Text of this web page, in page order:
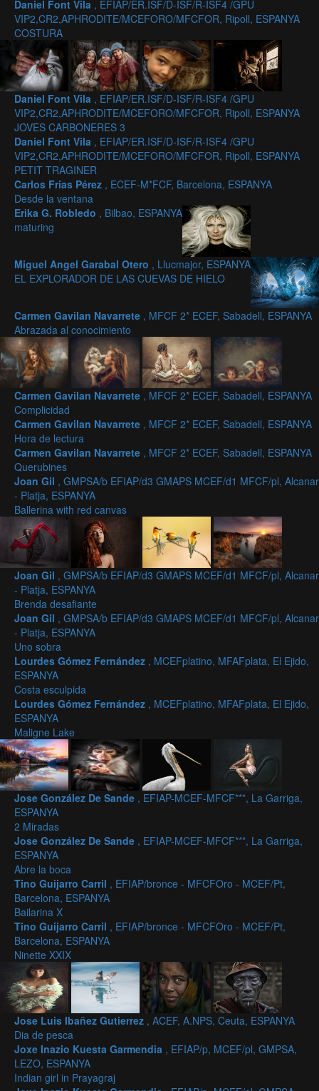
Daniel Font Vila , EFIAP/ER.ISF/D-ISF/R-ISF4 /GPU
VIP2,CR2,APHRODITE/MCEFORO/MFCFOR, Ripoll, ESPANYA
COSTURA
Daniel Font Vila , EFIAP/ER.ISF/D-ISF/R-ISF4 /GPU
VIP2,CR2,APHRODITE/MCEFORO/MFCFOR, Ripoll, ESPANYA
JOVES CARBONERES 3
Daniel Font Vila , EFIAP/ER.ISF/D-ISF/R-ISF4 /GPU
VIP2,CR2,APHRODITE/MCEFORO/MFCFOR, Ripoll, ESPANYA
PETIT TRAGINER
Carlos Frias Pérez , ECEF-M*FCF, Barcelona, ESPANYA
Desde la ventana
Erika G. Robledo , Bilbao, ESPANYA
maturing
Miguel Angel Garabal Otero , Llucmajor, ESPANYA
EL EXPLORADOR DE LAS CUEVAS DE HIELO
Carmen Gavilan Navarrete , MFCF 2* ECEF, Sabadell, ESPANYA
Abrazada al conocimiento
Carmen Gavilan Navarrete , MFCF 2* ECEF, Sabadell, ESPANYA
Complicidad
Carmen Gavilan Navarrete , MFCF 2* ECEF, Sabadell, ESPANYA
Hora de lectura
Carmen Gavilan Navarrete , MFCF 2* ECEF, Sabadell, ESPANYA
Querubines
Joan Gil , GMPSA/b EFIAP/d3 GMAPS MCEF/d1 MFCF/pl, Alcanar
- Platja, ESPANYA
Ballerina with red canvas
Joan Gil , GMPSA/b EFIAP/d3 GMAPS MCEF/d1 MFCF/pl, Alcanar
- Platja, ESPANYA
Brenda desafiante
Joan Gil , GMPSA/b EFIAP/d3 GMAPS MCEF/d1 MFCF/pl, Alcanar
- Platja, ESPANYA
Uno sobra
Lourdes Gómez Fernández , MCEFplatino, MFAFplata, El Ejido,
ESPANYA
Costa esculpida
Lourdes Gómez Fernández , MCEFplatino, MFAFplata, El Ejido,
ESPANYA
Maligne Lake
Jose González De Sande , EFIAP-MCEF-MFCF***, La Garriga,
ESPANYA
2 Miradas
Jose González De Sande , EFIAP-MCEF-MFCF***, La Garriga,
ESPANYA
Abre la boca
Tino Guijarro Carril , EFIAP/bronce - MFCFOro - MCEF/Pt,
Barcelona, ESPANYA
Bailarina X
Tino Guijarro Carril , EFIAP/bronce - MFCFOro - MCEF/Pt,
Barcelona, ESPANYA
Ninette XXIX
Jose Luis Ibañez Gutierrez , ACEF, A.NPS, Ceuta, ESPANYA
Dia de pesca
Joxe Inazio Kuesta Garmendia , EFIAP/p, MCEF/pl, GMPSA,
LEZO, ESPANYA
Indian girl in Prayagraj